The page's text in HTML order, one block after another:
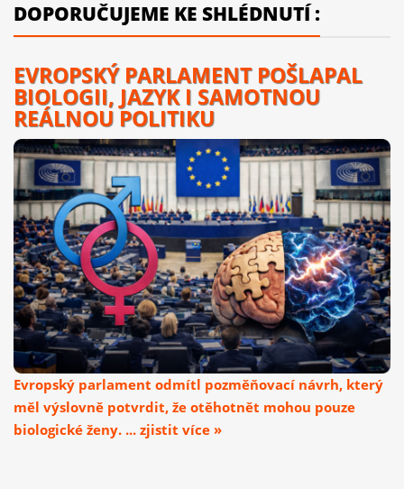
DOPORUČUJEME KE SHLÉDNUTÍ :
EVROPSKÝ PARLAMENT POŠLAPAL
BIOLOGII, JAZYK I SAMOTNOU
REÁLNOU POLITIKU
Evropský parlament odmítl pozměňovací návrh, který
měl výslovně potvrdit, že otěhotnět mohou pouze
biologické ženy. ... zjistit více »